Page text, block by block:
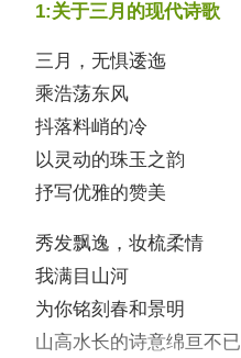
1:关于三月的现代诗歌
三月，无惧逶迤
乘浩荡东风
抖落料峭的冷
以灵动的珠玉之韵
抒写优雅的赞美
秀发飘逸，妆梳柔情
我满目山河
为你铭刻春和景明
山高水长的诗意绵亘不已